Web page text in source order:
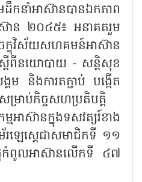
នាំអាស៊ានបានឯកភាព
ស៊ាន ២០៤៥៖ អនាគតរួម
ខុវិស័យសហគមន៍អាស៊ាន
តីពីនយោបាយ - សន្តិសុខ
ម និងការតភ្ជាប់ បង្កើត
ម្រាប់កិច្ចសហប្រតិបត្តិ
ស៊ានក្នុងទសវត្សរ៍ខាង
េស្តេជាសមាជិកទី ១១
ជុំកំពូលអាស៊ានលើកទី ៤៧